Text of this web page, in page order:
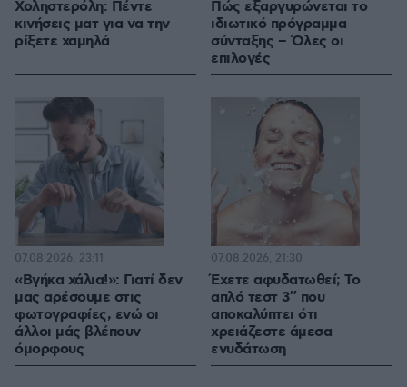
Χοληστερόλη: Πέντε
κινήσεις ματ για να την
ρίξετε χαμηλά
Πώς εξαργυρώνεται το
ιδιωτικό πρόγραμμα
σύνταξης – Όλες οι
επιλογές
«Βγήκα χάλια!»: Γιατί δεν
μας αρέσουμε στις
φωτογραφίες, ενώ οι
άλλοι μάς βλέπουν
όμορφους
07.08.2026, 23:11
Έχετε αφυδατωθεί; Το
απλό τεστ 3″ που
αποκαλύπτει ότι
χρειάζεστε άμεσα
ενυδάτωση
07.08.2026, 21:30